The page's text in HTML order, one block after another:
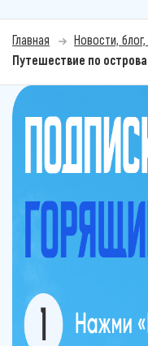
Главная Новости,
Путешествие по